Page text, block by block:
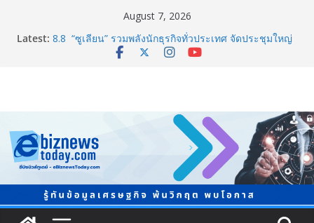
August 7, 2026
Latest: TCMA จับมือแคนาดา ดันเทคโนโลยีดักจับคาร์บอนเครื่อง
แรกในไทย ปูทางอุตสาหกรรมปูนซีเมนต์สู่ Net Zero 2050
8.8 “ซูเลียน” รวมพลังนักธุรกิจทั่วประเทศ จัดประชุมใหญ่
รามิกไทยสู่สากล พร้อมชวนผู้ประกอบไทยร่วมงาน
“Ceramics Vietnam & Stone Vietnam 2026”
อลิอันซ์ อยุธยา ส่งเสริมคนไทยเตรียมพร้อมรับมือวิกฤต
เปิดพื้นที่ “Level Up the Care by Allianz Ayudhya
นิทรรศการยกระดับ…ความเป็นห่วง” ในงาน Hug
HeartYai
Guangzhou Yinghao School เผยวิสัยทัศน์การศึกษาที่
พร้อมรับอนาคต